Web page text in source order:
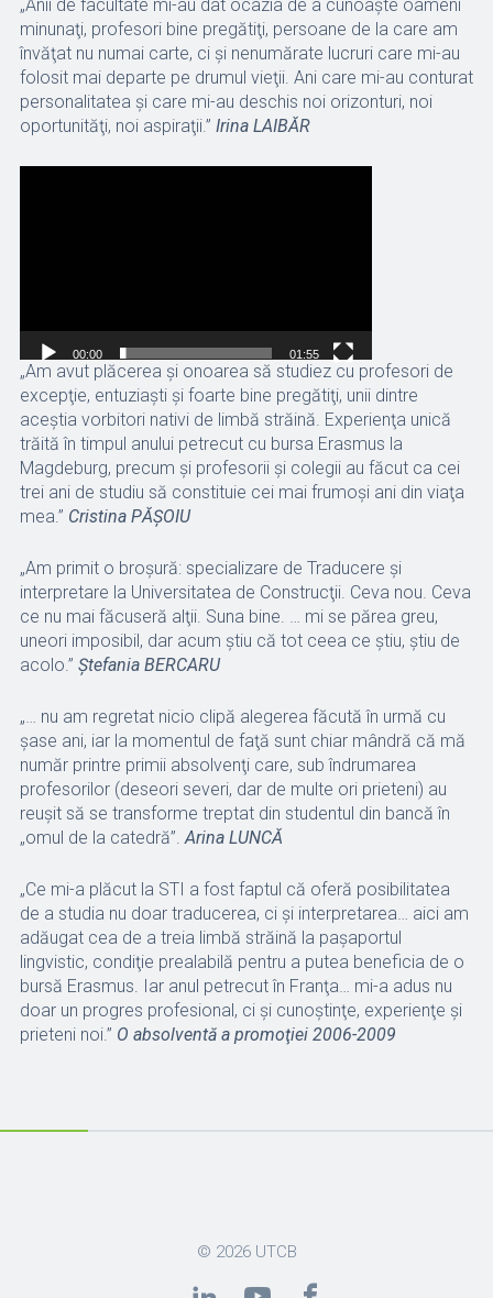
„Anii de facultate mi-au dat ocazia de a cunoaşte oameni
minunaţi, profesori bine pregătiţi, persoane de la care am
învăţat nu numai carte, ci şi nenumărate lucruri care mi-au
folosit mai departe pe drumul vieţii. Ani care mi-au conturat
personalitatea şi care mi-au deschis noi orizonturi, noi
oportunităţi, noi aspiraţii.” Irina LAIBĂR
00:00 01:55
„Am avut plăcerea şi onoarea să studiez cu profesori de
excepţie, entuziaşti şi foarte bine pregătiţi, unii dintre
aceştia vorbitori nativi de limbă străină. Experienţa unică
trăită în timpul anului petrecut cu bursa Erasmus la
Magdeburg, precum şi profesorii şi colegii au făcut ca cei
trei ani de studiu să constituie cei mai frumoşi ani din viaţa
mea.” Cristina PĂŞOIU
„Am primit o broşură: specializare de Traducere şi
interpretare la Universitatea de Construcţii. Ceva nou. Ceva
ce nu mai făcuseră alţii. Suna bine. … mi se părea greu,
uneori imposibil, dar acum ştiu că tot ceea ce ştiu, ştiu de
acolo.” Ştefania BERCARU
„… nu am regretat nicio clipă alegerea făcută în urmă cu
şase ani, iar la momentul de faţă sunt chiar mândră că mă
număr printre primii absolvenţi care, sub îndrumarea
profesorilor (deseori severi, dar de multe ori prieteni) au
reuşit să se transforme treptat din studentul din bancă în
„omul de la catedră”. Arina LUNCĂ
„Ce mi-a plăcut la STI a fost faptul că oferă posibilitatea
de a studia nu doar traducerea, ci şi interpretarea… aici am
adăugat cea de a treia limbă străină la paşaportul
lingvistic, condiţie prealabilă pentru a putea beneficia de o
bursă Erasmus. Iar anul petrecut în Franţa… mi-a adus nu
doar un progres profesional, ci şi cunoştinţe, experienţe şi
prieteni noi.” O absolventă a promoţiei 2006-2009
© 2026 UTCB